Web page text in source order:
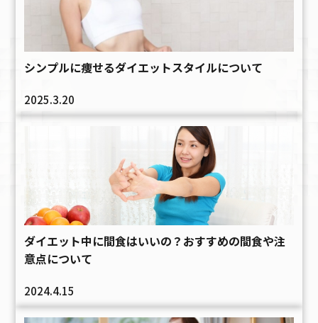
シンプルに痩せるダイエットスタイルについて
2025.3.20
ダイエット中に間食はいいの？おすすめの間食や注
意点について
2024.4.15